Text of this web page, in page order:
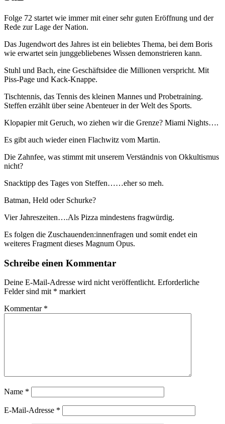
Folge 72 startet wie immer mit einer sehr guten Eröffnung und der
Rede zur Lage der Nation.
Das Jugendwort des Jahres ist ein beliebtes Thema, bei dem Boris
wie erwartet sein junggebliebenes Wissen demonstrieren kann.
Stuhl und Bach, eine Geschäftsidee die Millionen verspricht. Mit
Piss-Page und Kack-Knappe.
Tischtennis, das Tennis des kleinen Mannes und Probetraining.
Steffen erzählt über seine Abenteuer in der Welt des Sports.
Klopapier mit Geruch, wo ziehen wir die Grenze? Miami Nights….
Es gibt auch wieder einen Flachwitz vom Martin.
Die Zahnfee, was stimmt mit unserem Verständnis von Okkultismus
nicht?
Snacktipp des Tages von Steffen……eher so meh.
Batman, Held oder Schurke?
Vier Jahreszeiten….Als Pizza mindestens fragwürdig.
Es folgen die Zuschauenden:innenfragen und somit endet ein
weiteres Fragment dieses Magnum Opus.
Schreibe einen Kommentar
Deine E-Mail-Adresse wird nicht veröffentlicht. Erforderliche
Felder sind mit * markiert
Kommentar *
Name *
E-Mail-Adresse *